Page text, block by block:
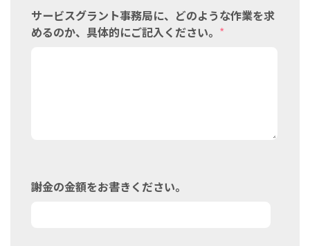
サービスグラント事務局に、どのような作業を求
めるのか、具体的にご記入ください。 *
謝金の金額をお書きください。